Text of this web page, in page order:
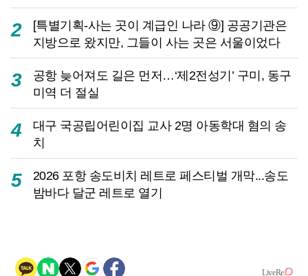
2
[특별기획-사는 곳이 계급인 나라 ⑨] 공공기관은
지방으로 왔지만, 그들이 사는 곳은 서울이었다
3
공항 늦어져도 길은 먼저…‘제2전성기’ 구미, 동구
미역 더 절실
4
대구 국공립어린이집 교사 2명 아동학대 혐의 송
치
5
2026 포항 송도비치 레트로 페스티벌 개막...송도
밤바다 달군 레트로 열기